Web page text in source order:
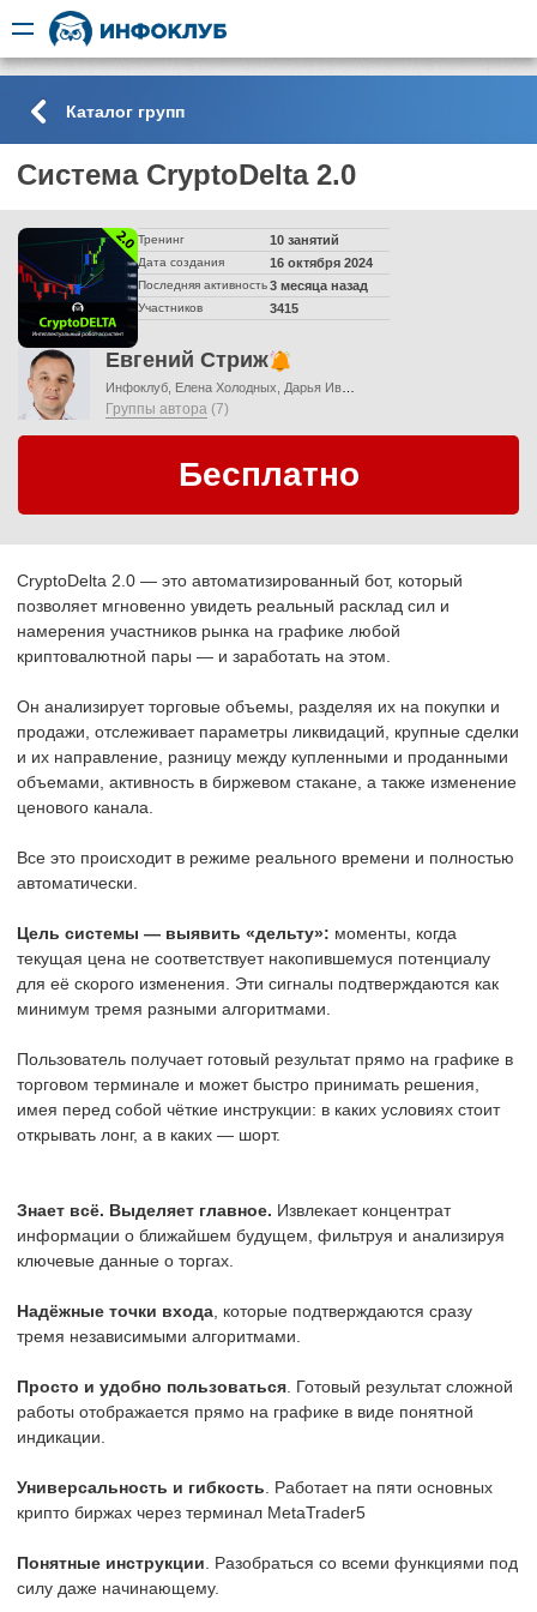
Каталог групп
Система CryptoDelta 2.0
Тренинг 10 занятий
Дата создания 16 октября 2024
Последняя активность3 месяца назад
Участников 3415
Евгений Стриж
Инфоклуб Елена Холодных Дарья Иванова
Группы автора (7)
Бесплатно
CryptoDelta 2.0 — это автоматизированный бот, который
позволяет мгновенно увидеть реальный расклад сил и
намерения участников рынка на графике любой
криптовалютной пары — и заработать на этом.
Он анализирует торговые объемы, разделяя их на покупки и
продажи, отслеживает параметры ликвидаций, крупные сделки
и их направление, разницу между купленными и проданными
объемами, активность в биржевом стакане, а также изменение
ценового канала.
Все это происходит в режиме реального времени и полностью
автоматически.
Цель системы — выявить «дельту»: моменты, когда
текущая цена не соответствует накопившемуся потенциалу
для её скорого изменения. Эти сигналы подтверждаются как
минимум тремя разными алгоритмами.
Пользователь получает готовый результат прямо на графике в
торговом терминале и может быстро принимать решения,
имея перед собой чёткие инструкции: в каких условиях стоит
открывать лонг, а в каких — шорт.
Знает всё. Выделяет главное. Извлекает концентрат
информации о ближайшем будущем, фильтруя и анализируя
ключевые данные о торгах.
Надёжные точки входа , которые подтверждаются сразу
тремя независимыми алгоритмами.
Просто и удобно пользоваться . Готовый результат сложной
работы отображается прямо на графике в виде понятной
индикации.
Универсальность и гибкость . Работает на пяти основных
крипто биржах через терминал MetaTrader5
Понятные инструкции . Разобраться со всеми функциями под
силу даже начинающему.